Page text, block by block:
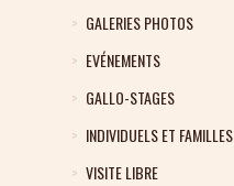
GALERIES PHOTOS
EVÉNEMENTS
GALLO-STAGES
INDIVIDUELS ET FAMILLES
VISITE LIBRE